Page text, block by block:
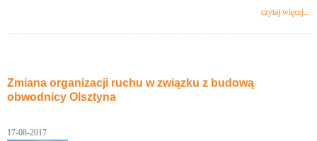
czytaj więcej...
Zmiana organizacji ruchu w związku z budową
obwodnicy Olsztyna
17-08-2017